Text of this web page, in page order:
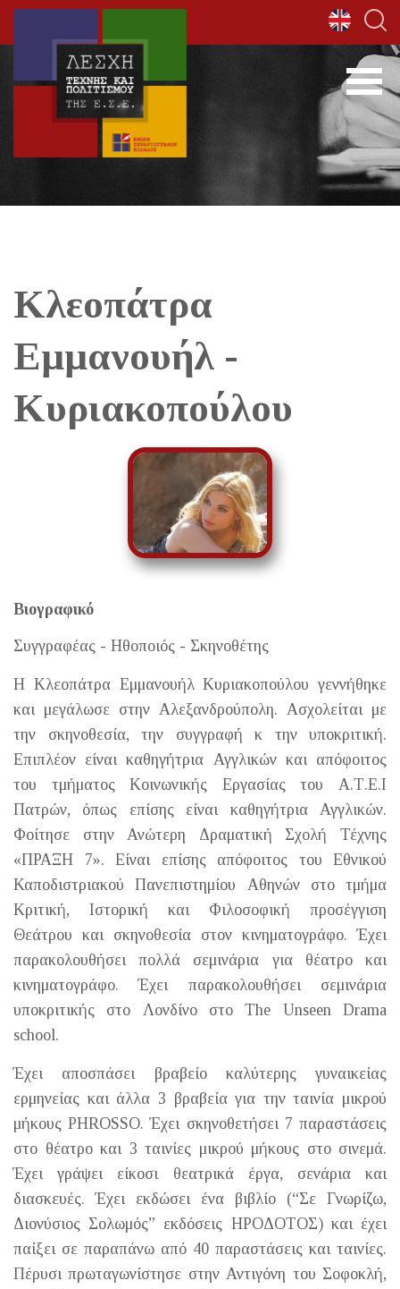
Κλεοπάτρα
Εμμανουήλ -
Κυριακοπούλου
Βιογραφικό
Συγγραφέας - Ηθοποιός - Σκηνοθέτης
Η Κλεοπάτρα Εμμανουήλ Κυριακοπούλου γεννήθηκε
και μεγάλωσε στην Αλεξανδρούπολη. Ασχολείται με
την σκηνοθεσία, την συγγραφή κ την υποκριτική.
Επιπλέον είναι καθηγήτρια Αγγλικών και απόφοιτος
του τμήματος Κοινωνικής Εργασίας του Α.Τ.Ε.Ι
Πατρών, όπως επίσης είναι καθηγήτρια Αγγλικών.
Φοίτησε στην Ανώτερη Δραματική Σχολή Τέχνης
«ΠΡΑΞΗ 7». Είναι επίσης απόφοιτος του Εθνικού
Καποδιστριακού Πανεπιστημίου Αθηνών στο τμήμα
Κριτική, Ιστορική και Φιλοσοφική προσέγγιση
Θεάτρου και σκηνοθεσία στον κινηματογράφο. Έχει
παρακολουθήσει πολλά σεμινάρια για θέατρο και
κινηματογράφο. Έχει παρακολουθήσει σεμινάρια
υποκριτικής στο Λονδίνο στο The Unseen Drama
school.
Έχει αποσπάσει βραβείο καλύτερης γυναικείας
ερμηνείας και άλλα 3 βραβεία για την ταινία μικρού
μήκους PHROSSO. Έχει σκηνοθετήσει 7 παραστάσεις
στο θέατρο και 3 ταινίες μικρού μήκους στο σινεμά.
Έχει γράψει είκοσι θεατρικά έργα, σενάρια και
διασκευές. Έχει εκδώσει ένα βιβλίο (“Σε Γνωρίζω,
Διονύσιος Σολωμός” εκδόσεις ΗΡΟΔΟΤΟΣ) και έχει
παίξει σε παραπάνω από 40 παραστάσεις και ταινίες.
Πέρυσι πρωταγωνίστησε στην Αντιγόνη του Σοφοκλή,